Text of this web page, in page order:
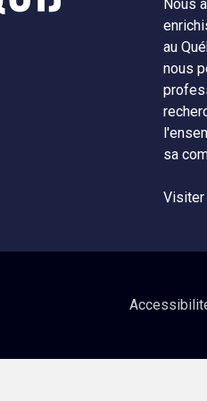
Nous
au
nous
sa